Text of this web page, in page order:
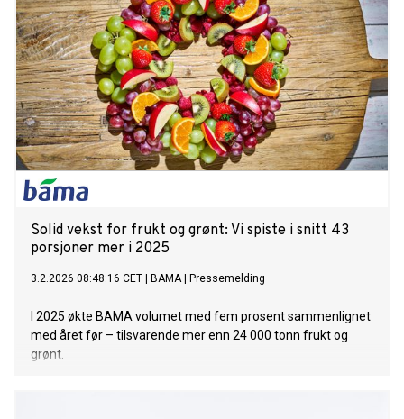
Solid vekst for frukt og grønt: Vi spiste i snitt 43
porsjoner mer i 2025
3.2.2026 08:48:16 CET BAMA| Pressemelding
I 2025 økte BAMA volumet med fem prosent sammenlignet
med året før – tilsvarende mer enn 24 000 tonn frukt og
grønt.